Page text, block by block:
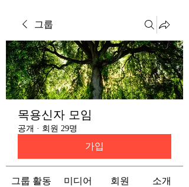
그룹
목용신자 모임
공개 · 회원 29명
가입
그룹 활동 미디어 회원 소개